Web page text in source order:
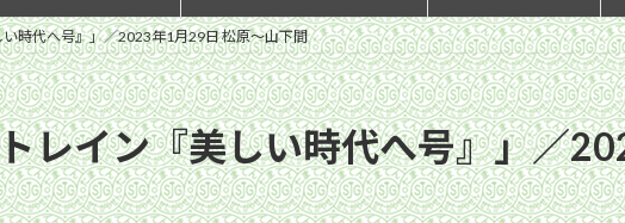
時代へ号』」／2023年1月29日 松原〜山下間
レイン『美しい時代へ号』」／